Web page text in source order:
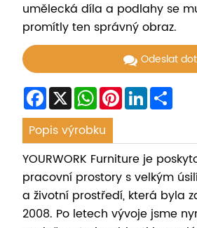
umělecká díla a podlahy se
promítly ten správný obraz.
Odeslat
Facebook
X WhatsApp
Pinterest
LinkedIn
Popis výrobku
YOURWORK Furniture je
pracovní prostory s velkým
a životní prostředí, která byla
2008. Po letech vývoje jsme